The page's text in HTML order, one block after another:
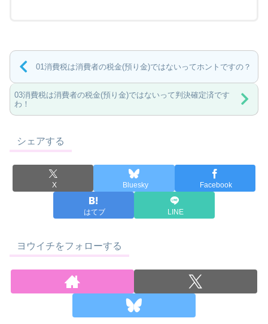
01消費税は消費者の税金(預り金)ではないってホントですの？
03消費税は消費者の税金(預り金)ではないって判決確定済です
わ！
シェアする
X Bluesky Facebook
はてブ LINE
ヨウイチをフォローする